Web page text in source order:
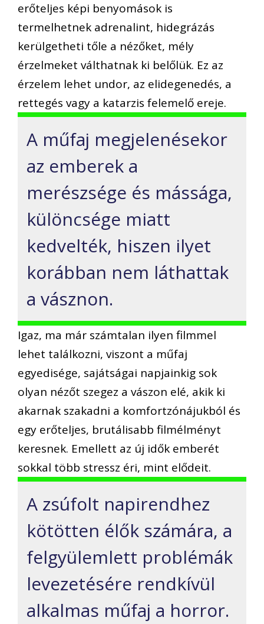
erőteljes képi benyomások is
termelhetnek adrenalint, hidegrázás
kerülgetheti tőle a nézőket, mély
érzelmeket válthatnak ki belőlük. Ez az
érzelem lehet undor, az elidegenedés, a
rettegés vagy a katarzis felemelő ereje.
A műfaj megjelenésekor
az emberek a
merészsége és mássága,
különcsége miatt
kedvelték, hiszen ilyet
korábban nem láthattak
a vásznon.
Igaz, ma már számtalan ilyen filmmel
lehet találkozni, viszont a műfaj
egyedisége, sajátságai napjainkig sok
olyan nézőt szegez a vászon elé, akik ki
akarnak szakadni a komfortzónájukból és
egy erőteljes, brutálisabb filmélményt
keresnek. Emellett az új idők emberét
sokkal több stressz éri, mint elődeit.
A zsúfolt napirendhez
kötötten élők számára, a
felgyülemlett problémák
levezetésére rendkívül
alkalmas műfaj a horror.